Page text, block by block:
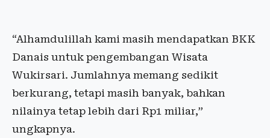
“Alhamdulillah kami masih mendapatkan BKK
Danais untuk pengembangan Wisata
Wukirsari. Jumlahnya memang sedikit
berkurang, tetapi masih banyak, bahkan
nilainya tetap lebih dari Rp1 miliar,”
ungkapnya.